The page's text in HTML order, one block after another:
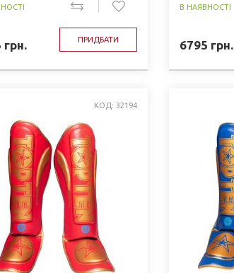
грн. ПРИДБАТИ
В НАЯВНОСТІ
6795 грн.
КОД: 32194